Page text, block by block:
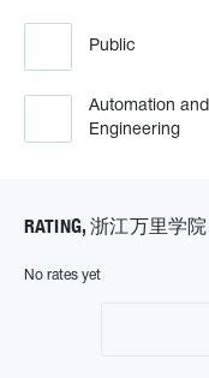
Public
Automation and
Engineering
RATING, 浙江万里学院
No rates yet